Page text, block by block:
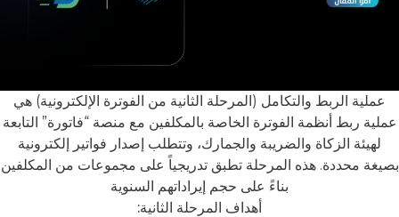
عملية الربط والتكامل (المرحلة الثانية من الفوترة الإلكترونية) هي
عملية ربط أنظمة الفوترة الخاصة بالمكلفين مع منصة “فاتورة” التابعة
لهيئة الزكاة والضريبة والجمارك، وتتطلب إصدار فواتير إلكترونية
بصيغة محددة. هذه المرحلة تطبق تدريجياً على مجموعات من المكلفين
بناءً على حجم إيراداتهم السنوية
أهداف المرحلة الثانية: